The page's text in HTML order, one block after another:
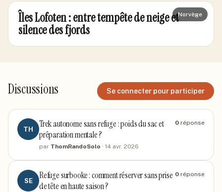
Norvège
Îles Lofoten : entre tempête de neige et
silence des fjords
Discussions Se connecter pour participer
TH
Trek autonome sans refuge : poids du sac et
préparation mentale ?
par ThomRandoSolo · 14 avr. 2026
0 réponse
SE
Refuge surbooke : comment réserver sans prise
de tête en haute saison ?
0 réponse